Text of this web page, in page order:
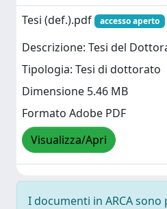
Tesi (def.).pdf
accesso aperto
Descrizione: Tesi del
Tipologia: Tesi di dottorato
Dimensione 5.46 MB
Formato Adobe PDF
Visualizza/Apri
I documenti in ARCA